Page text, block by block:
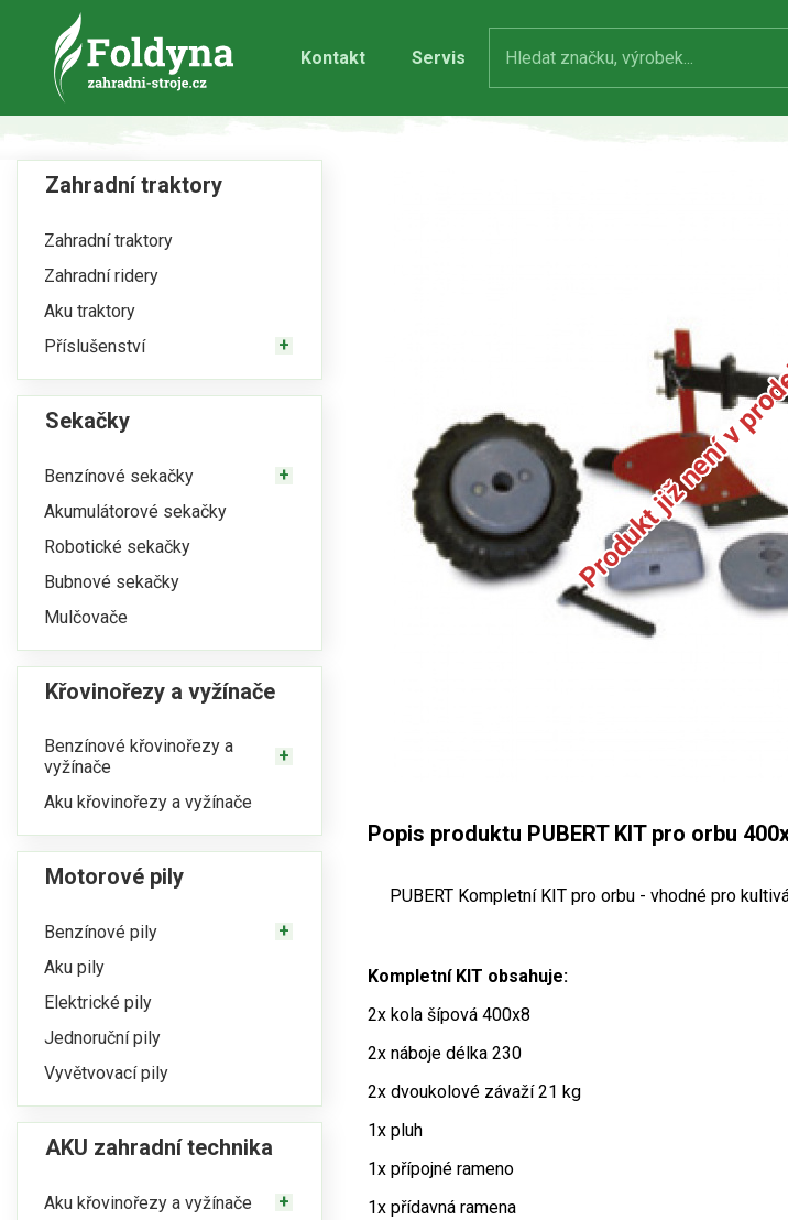
Kontakt Servis
Zahradní traktory
Zahradní traktory
Zahradní ridery
Aku traktory
Příslušenství
Sekačky
Benzínové sekačky
Akumulátorové sekačky
Robotické sekačky
Bubnové sekačky
Mulčovače
Křovinořezy a vyžínače
Benzínové křovinořezy a
vyžínače
Aku křovinořezy a vyžínače
Motorové pily
Benzínové pily
Aku pily
Elektrické pily
Jednoruční pily
Vyvětvovací pily
AKU zahradní technika
Aku křovinořezy a vyžínače
Produkt již není
Popis produktu PUBERT KIT pro orbu
PUBERT Kompletní KIT pro orbu - vhodné pro
Kompletní KIT obsahuje:
2x kola šípová 400x8
2x náboje délka 230
2x dvoukolové závaží 21 kg
1x pluh
1x přípojné rameno
1x přídavná ramena